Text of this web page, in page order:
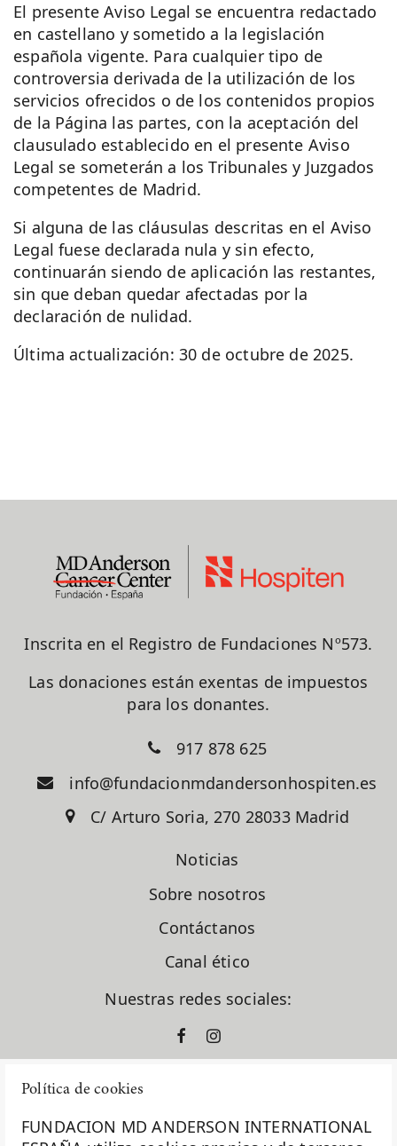
Política de cookies
FUNDACION MD ANDERSON INTERNATIONAL
El presente Aviso Legal se encuentra redactado
en castellano y sometido a la legislación
española vigente. Para cualquier tipo de
controversia derivada de la utilización de los
servicios ofrecidos o de los contenidos propios
de la Página las partes, con la aceptación del
clausulado establecido en el presente Aviso
Legal se someterán a los Tribunales y Juzgados
competentes de Madrid.
Si alguna de las cláusulas descritas en el Aviso
Legal fuese declarada nula y sin efecto,
continuarán siendo de aplicación las restantes,
sin que deban quedar afectadas por la
declaración de nulidad.
Última actualización: 30 de octubre de 2025.
Inscrita en el Registro de Fundaciones Nº573.
Las donaciones están exentas de impuestos
para los donantes.
917 878 625
info@fundacionmdandersonhospiten.es
C/ Arturo Soria, 270 28033 Madrid
Noticias
Sobre nosotros
Contáctanos
Canal ético
Nuestras redes sociales: